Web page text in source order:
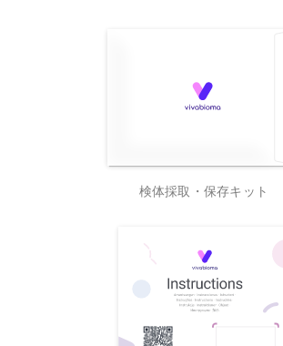
検体採取・保存キット